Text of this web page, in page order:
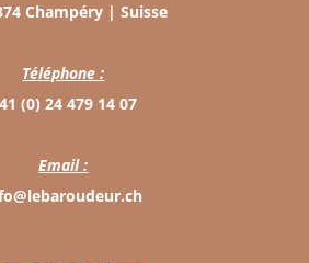
Champéry | Suisse
Téléphone :
(0) 24 479 14 07
Email :